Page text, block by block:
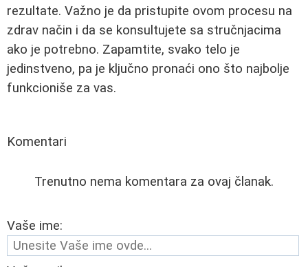
rezultate. Važno je da pristupite ovom procesu na
zdrav način i da se konsultujete sa stručnjacima
ako je potrebno. Zapamtite, svako telo je
jedinstveno, pa je ključno pronaći ono što najbolje
funkcioniše za vas.
Komentari
Trenutno nema komentara za ovaj članak.
Vaše ime: